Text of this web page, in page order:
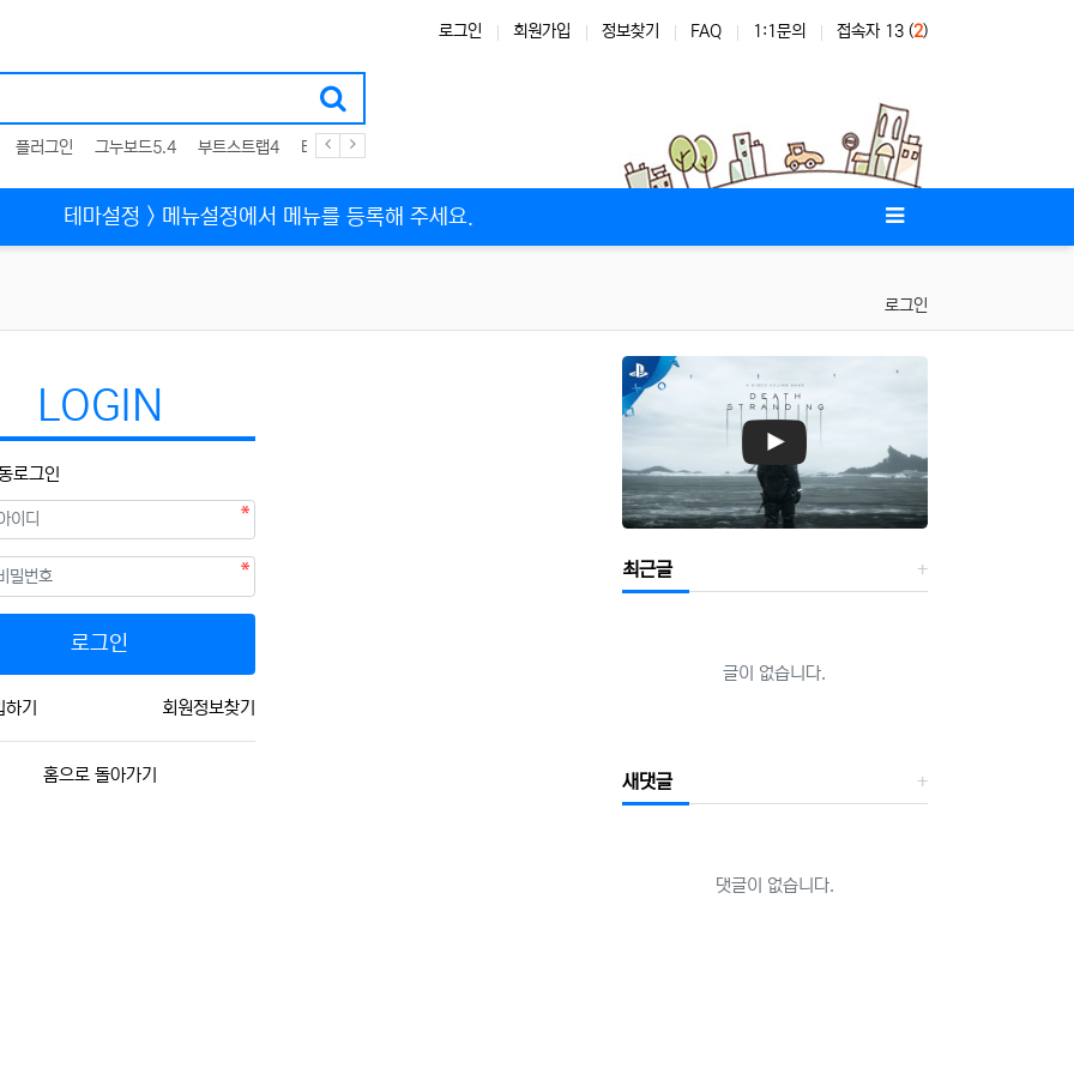
로그인 회원가입 정보찾기 FAQ 1:1문의 접속자 13 (2)
플러그인 그누보드5.4 부트스트랩4 테마 스킨
테마설정 > 메뉴설정에서 메뉴를 등록해 주세요.
로그인
LOGIN
로그인
수
필수
로그인
기 회원정보찾기
홈으로 돌아가기
최근글
글이 없습니다.
새댓글
댓글이 없습니다.